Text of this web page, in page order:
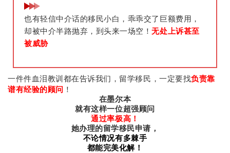
也有轻信中介话的移民小白，乖乖交了巨额费用，
却被中介半路抛弃，到头来一场空！无处上诉甚至
被威胁
一件件血泪教训都在告诉我们，留学移民，一定要找负责靠
谱有经验的顾问 ！
在墨尔本
就有这样一位超强顾问
通过率极高！
她办理的留学移民申请，
不论情况有多棘手
都能完美化解！